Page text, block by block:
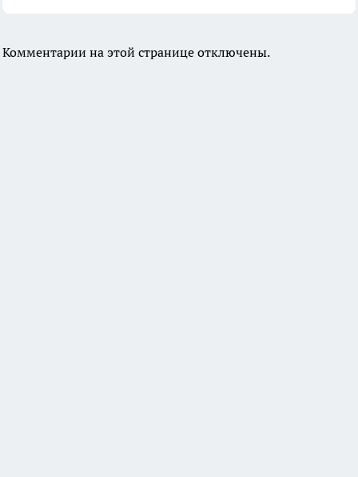
Комментарии на этой странице отключены.